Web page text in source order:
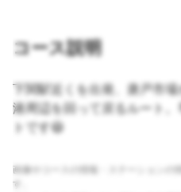
コース説明
下関駅近くを出発、唐戸市場
港周辺を回って戻るルート
トです😆
画像やコースの情報・ステーションの
す。